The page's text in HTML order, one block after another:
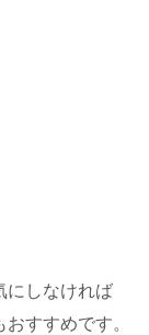
にしなければ
すすめです。